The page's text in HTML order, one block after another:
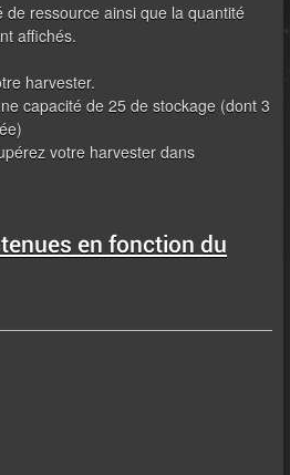
ressource ainsi que la quantité
affichés.
harvester.
capacité de 25 de stockage (dont 3
votre harvester dans
en fonction du